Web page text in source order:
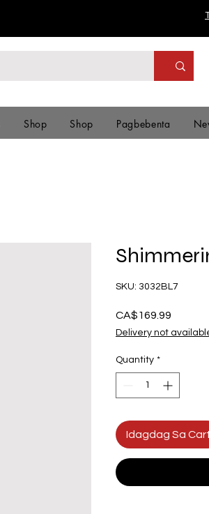
Shop Shop Pagbebenta
SKU: 3032BL7
CA$169.99
Delivery not
Quantity *
Idagdag Sa